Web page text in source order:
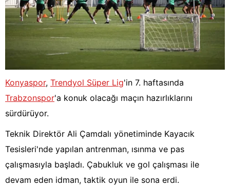
Konyaspor, Trendyol Süper Lig'in 7. haftasında
Trabzonspor'a konuk olacağı maçın hazırlıklarını
sürdürüyor.
Teknik Direktör Ali Çamdalı yönetiminde Kayacık
Tesisleri'nde yapılan antrenman, ısınma ve pas
çalışmasıyla başladı. Çabukluk ve gol çalışması ile
devam eden idman, taktik oyun ile sona erdi.